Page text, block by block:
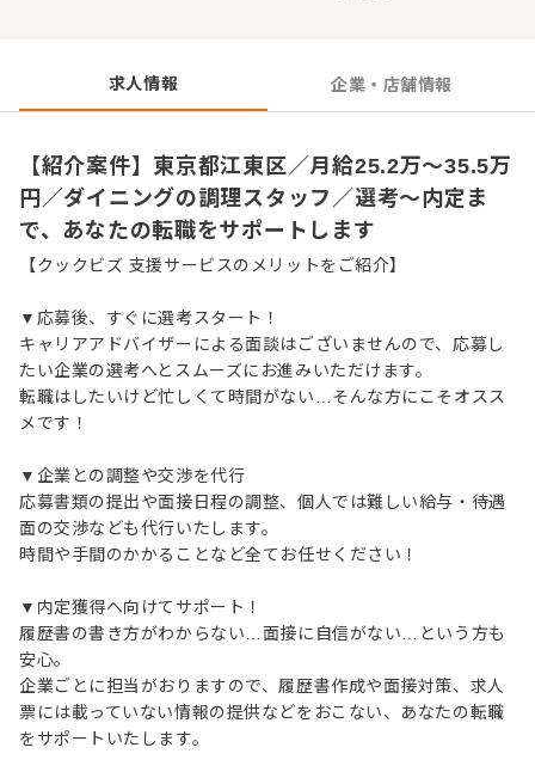
求人情報 企業・店舗情報
【紹介案件】東京都江東区／月給25.2万～35.5万
円／ダイニングの調理スタッフ／選考～内定ま
で、あなたの転職をサポートします
【クックビズ 支援サービスのメリットをご紹介】
▼応募後、すぐに選考スタート！
キャリアアドバイザーによる面談はございませんので、応募し
たい企業の選考へとスムーズにお進みいただけます。
転職はしたいけど忙しくて時間がない…そんな方にこそオスス
メです！
▼企業との調整や交渉を代行
応募書類の提出や面接日程の調整、個人では難しい給与・待遇
面の交渉なども代行いたします。
時間や手間のかかることなど全てお任せください！
▼内定獲得へ向けてサポート！
履歴書の書き方がわからない…面接に自信がない…という方も
安心。
企業ごとに担当がおりますので、履歴書作成や面接対策、求人
票には載っていない情報の提供などをおこない、あなたの転職
をサポートいたします。